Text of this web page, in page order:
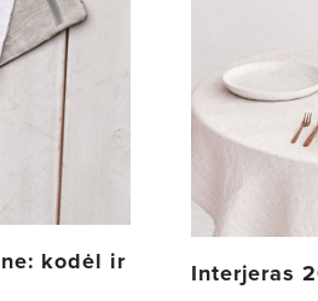
kodėl ir
Interjeras